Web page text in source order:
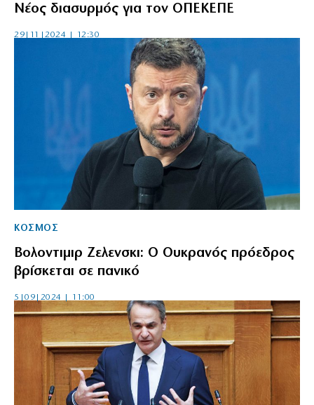
Νέος διασυρμός για τον ΟΠΕΚΕΠΕ
29|11|2024 | 12:30
ΚΟΣΜΟΣ
Βολοντιμιρ Ζελενσκι: Ο Ουκρανός πρόεδρος
βρίσκεται σε πανικό
5|09|2024 | 11:00